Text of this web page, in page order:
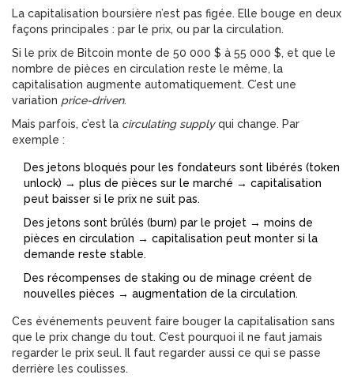
La capitalisation boursière n’est pas figée. Elle bouge en deux
façons principales : par le prix, ou par la circulation.
Si le prix de Bitcoin monte de 50 000 $ à 55 000 $, et que le
nombre de pièces en circulation reste le même, la
capitalisation augmente automatiquement. C’est une
variation price-driven.
Mais parfois, c’est la circulating supplyqui change. Par
exemple :
Des jetons bloqués pour les fondateurs sont libérés (token
unlock) → plus de pièces sur le marché → capitalisation
peut baisser si le prix ne suit pas.
Des jetons sont brûlés (burn) par le projet → moins de
pièces en circulation → capitalisation peut monter si la
demande reste stable.
Des récompenses de staking ou de minage créent de
nouvelles pièces → augmentation de la circulation.
Ces événements peuvent faire bouger la capitalisation sans
que le prix change du tout. C’est pourquoi il ne faut jamais
regarder le prix seul. Il faut regarder aussi ce qui se passe
derrière les coulisses.